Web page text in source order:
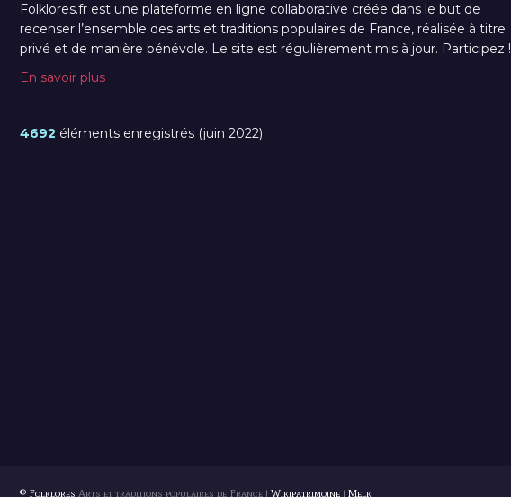
Folklores.fr est une plateforme en ligne collaborative créée dans le but de
recenser l’ensemble des arts et traditions populaires de France, réalisée à titre
privé et de manière bénévole. Le site est régulièrement mis à jour. Participez !
En savoir plus
4692 éléments enregistrés (juin 2022)
© Folklores Arts et traditions populaires de France | Wikipatrimoine | Melk